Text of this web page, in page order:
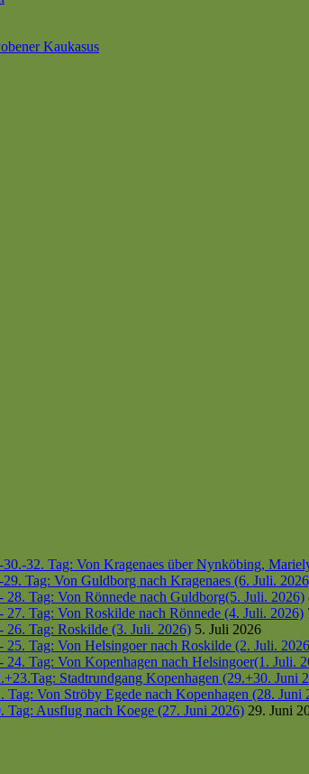
Kaukasus
32. Tag: Von Kragenaes über Nynköbing,
Tag: Von Guldborg nach Kragenaes (6. Juli.
Tag: Von Rönnede nach Guldborg(5. Juli. 2026)
Tag: Von Roskilde nach Rönnede (4. Juli. 2026)
26. Tag: Roskilde (3. Juli. 2026) 5. Juli 2026
Tag: Von Helsingoer nach Roskilde (2. Juli.
Tag: Von Kopenhagen nach Helsingoer(1. Juli.
Stadtrundgang Kopenhagen (29.+30. Juni
Von Ströby Egede nach Kopenhagen (28. Juni
Tag: Ausflug nach Koege (27. Juni 2026) 29. Juni